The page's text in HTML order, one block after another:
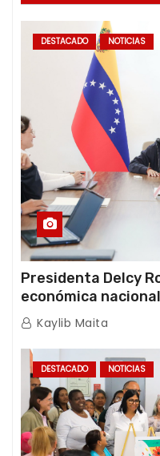
DESTACADO NOTICIAS
Presidenta Delcy
económica
de emergencia
Kaylib Maita
DESTACADO NOTICIAS